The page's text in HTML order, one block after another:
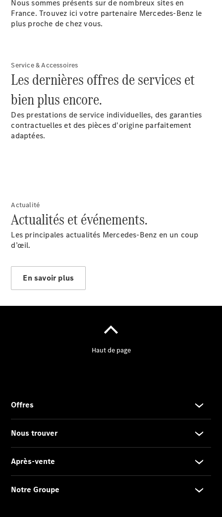
rendez-
vous SAV
Actualités
Score
environnemental
Formulaire
Protection des
Nous sommes présents sur de nombreux sites en
France. Trouvez ici votre partenaire Mercedes-Benz le
plus proche de chez vous.
Service & Accessoires
Les dernières offres de services et
bien plus encore.
Des prestations de service individuelles, des garanties
contractuelles et des pièces d'origine parfaitement
adaptées.
Actualité
Actualités et événements.
Les principales actualités Mercedes-Benz en un coup
d’œil.
En savoir plus